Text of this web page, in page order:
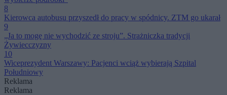
8
Kierowca autobusu przyszedł do pracy w spódnicy. ZTM go ukarał
9
„Ja to mogę nie wychodzić ze stroju”. Strażniczka tradycji
Żywiecczyzny
10
Wiceprezydent Warszawy: Pacjenci wciąż wybierają Szpital
Południowy
Reklama
Reklama